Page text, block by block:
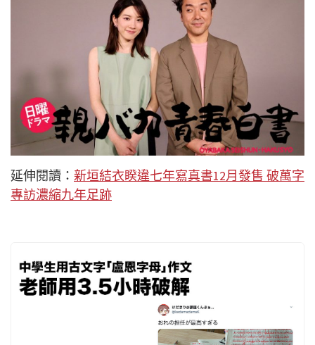
延伸閱讀： 新垣結衣睽違七年寫真書12月發售 破萬字
專訪濃縮九年足跡